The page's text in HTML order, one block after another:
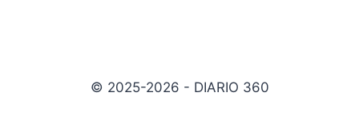
© 2025-2026 - DIARIO 360